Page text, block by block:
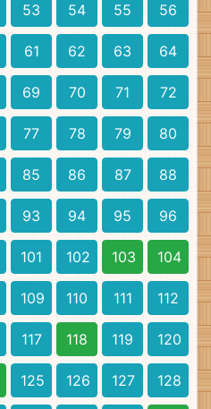
53 54 55 56
61 62 63 64
69 70 71 72
77 78 79 80
85 86 87 88
93 94 95 96
101 102 103 104
109 110 111 112
117 118 119 120
125 126 127 128